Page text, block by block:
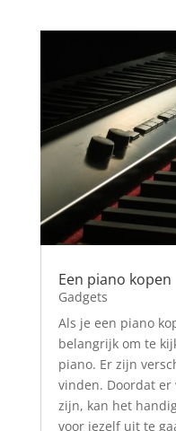
Een piano kopen
Gadgets
Als je een piano
belangrijk om te
piano. Er zijn
vinden. Doordat
zijn, kan het
voor jezelf uit te